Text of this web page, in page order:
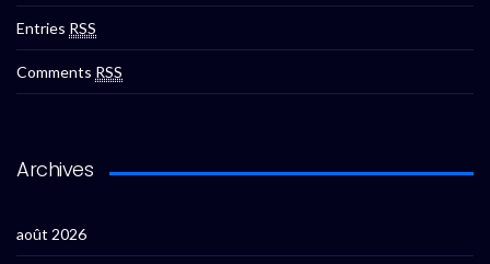
Entries RSS
Comments RSS
Archives
août 2026